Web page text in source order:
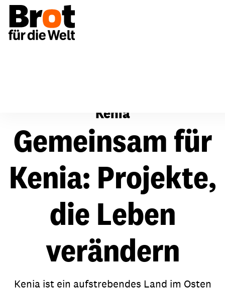
Kenia
Gemeinsam für
Kenia: Projekte,
die Leben
verändern
Kenia ist ein aufstrebendes Land im Osten